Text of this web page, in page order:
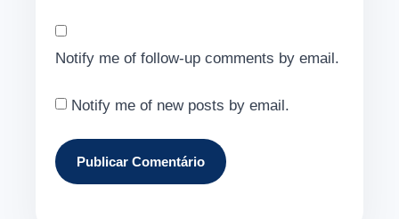
Notify me of follow-up comments by email.
Notify me of new posts by email.